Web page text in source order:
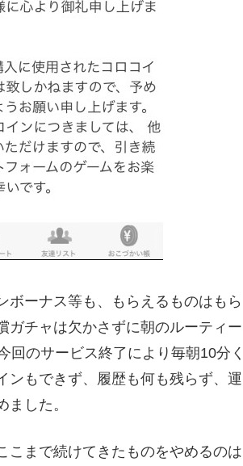
ーナス等も、もらえるものはもら
ガチャは欠かさずに朝のルーティー
回のサービス終了により毎朝10分く
ンもできず、履歴も何も残らず、運
した。
こまで続けてきたものをやめるのは